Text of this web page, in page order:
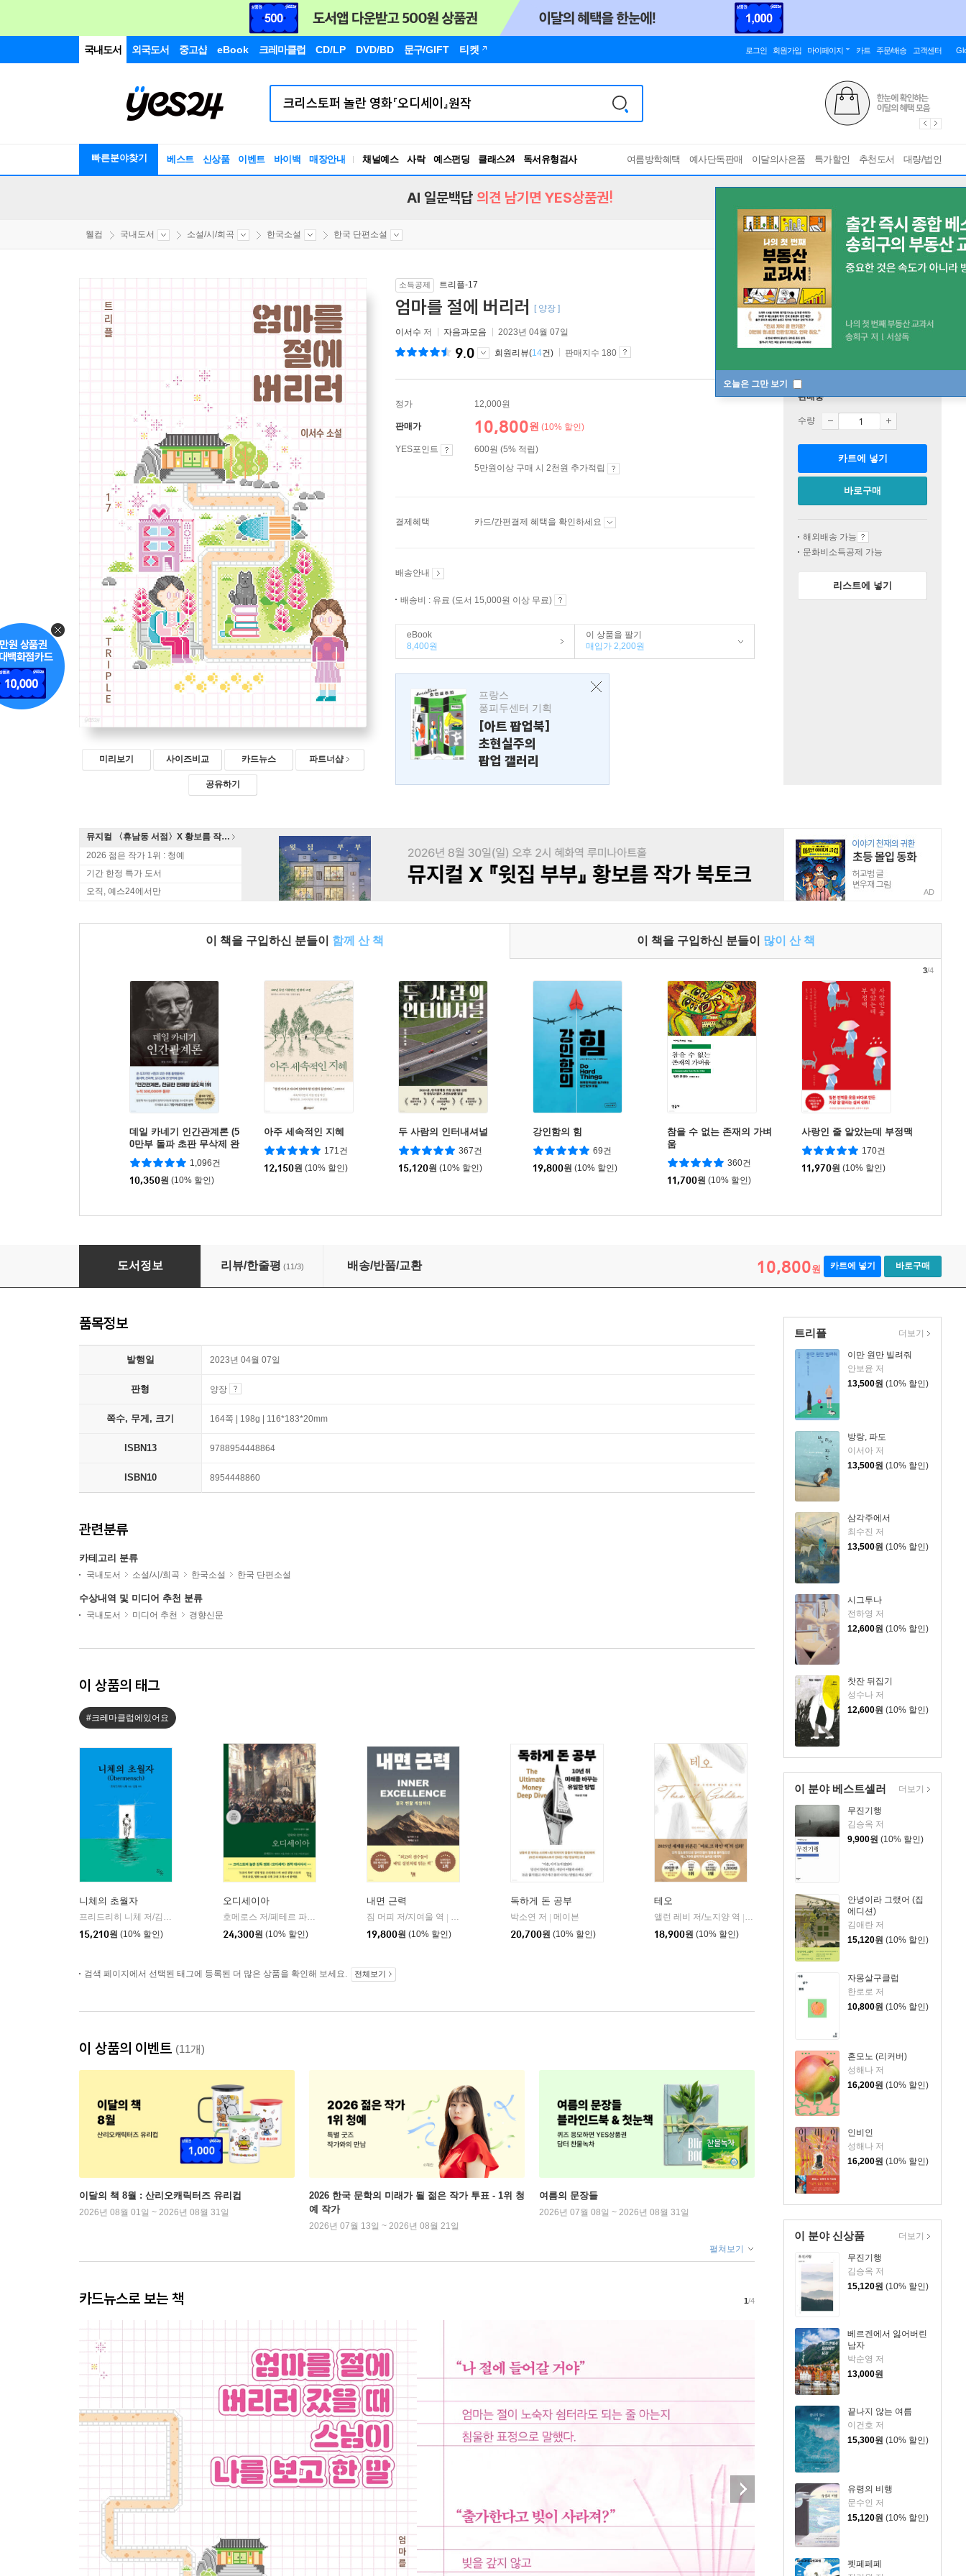
국내도서 외국도서 중고샵 eBook 크레마클럽 CD/LP DVD/BD 문구/GIFT 티켓 로그인 회원가입 마이페이지 카트 주문/배송 고객센터
빠른분야찾기 베스트 신상품 이벤트 바이백 매장안내 채널예스 사락 예스펀딩 클래스24
독서유형검사
RBTI Lab
여름방학혜택 예사단독판매 이달의사은품 특가할인 추천도서 대량/법인
오늘은 그만 보기
AI 일문백답 의견 남기면 YES상품권!
웰컴 국내도서 소설/시/희곡 한국소설 한국 단편소설
미리보기 사이즈비교 카드뉴스 파트너샵
공유하기
소득공제 트리플-17
엄마를 절에 버리러 [ 양장 ]
이서수 저 자음과모음 2023년 04월 07일
9.0 회원리뷰(14건) 판매지수 180
정가 12,000원
판매가 10,800원 (10% 할인)
YES포인트
600원 (5% 적립)
5만원이상 구매 시 2천원 추가적립
결제혜택 카드/간편결제 혜택을 확인하세요
배송안내
배송비 : 유료 (도서 15,000원 이상 무료)
eBook
8,400원
이 상품을 팔기
매입가 2,200원
프랑스
퐁피두센터 기획
[아트 팝업북]
초현실주의
팝업 갤러리
판매중
수량
카트에 넣기
바로구매
해외배송 가능
문화비소득공제 가능
리스트에 넣기
뮤지컬 〈휴남동 서점〉X 황보름 작가 북토크
2026 젊은 작가 1위 : 청예
기간 한정 특가 도서
오직, 예스24에서만
AD
이 책을 구입하신 분들이 함께 산 책 이 책을 구입하신 분들이 많이 산 책
데일 카네기 인간관계론 (5
0만부 돌파 초판 무삭제 완
역본)
1,096건
10,350원 (10% 할인)
아주 세속적인 지혜
171건
12,150원 (10% 할인)
두 사람의 인터내셔널
367건
15,120원 (10% 할인)
강인함의 힘
69건
19,800원 (10% 할인)
참을 수 없는 존재의 가벼
움
360건
11,700원 (10% 할인)
사랑인 줄 알았는데 부정맥
170건
11,970원 (10% 할인)
3/4
엄마를 절에 버리러
도서정보 리뷰/한줄평 (11/3) 배송/반품/교환 10,800원 카트에 넣기 바로구매
트리플
이만 원만 빌려줘
안보윤 저
13,500원 (10% 할인)
방랑, 파도
이서아 저
13,500원 (10% 할인)
삼각주에서
최수진 저
13,500원 (10% 할인)
시그투나
전하영 저
12,600원 (10% 할인)
찻잔 뒤집기
성수나 저
12,600원 (10% 할인)
더보기
이 분야 베스트셀러
무진기행
김승옥 저
9,900원 (10% 할인)
안녕이라 그랬어 (집
에디션)
김애란 저
15,120원 (10% 할인)
자몽살구클럽
한로로 저
10,800원 (10% 할인)
혼모노 (리커버)
성해나 저
16,200원 (10% 할인)
인비인
성해나 저
16,200원 (10% 할인)
더보기
이 분야 신상품
무진기행
김승옥 저
15,120원 (10% 할인)
베르겐에서 잃어버린
남자
박순영 저
13,000원
끝나지 않는 여름
이건호 저
15,300원 (10% 할인)
유령의 비행
문수인 저
15,120원 (10% 할인)
펫페페페
더보기
품목정보
발행일 2023년 04월 07일
판형 양장
쪽수, 무게, 크기 164쪽 | 198g | 116*183*20mm
ISBN13 9788954448864
ISBN10 8954448860
관련분류
카테고리 분류
국내도서 소설/시/희곡 한국소설 한국 단편소설
수상내역 및 미디어 추천 분류
국내도서 미디어 추천 경향신문
이 상품의 태그
#크레마클럽에있어요
니체의 초월자
프리드리히 니체 저/김철 편역
15,210원 (10% 할인)
오디세이아
호메로스 저/페테르 파울 루벤스 그림/박문재 역 | 현대지성
24,300원 (10% 할인)
내면 근력
짐 머피 저/지여울 역
윌북(willbook)
19,800원 (10% 할인)
독하게 돈 공부
박소연 저
메이븐
20,700원 (10% 할인)
테오
앨런 레비 저/노지양 역
오팬하우스
18,900원 (10% 할인)
검색 페이지에서 선택된 태그에 등록된 더 많은 상품을 확인해 보세요. 전체보기
이 상품의 이벤트 (11개)
이달의 책 8월 : 산리오캐릭터즈 유리컵
2026년 08월 01일 ~ 2026년 08월 31일
2026 한국 문학의 미래가 될 젊은 작가 투표 - 1위 청
예 작가
2026년 07월 13일 ~ 2026년 08월 21일
여름의 문장들
2026년 07월 08일 ~ 2026년 08월 31일
펼쳐보기
카드뉴스로 보는 책 1/4